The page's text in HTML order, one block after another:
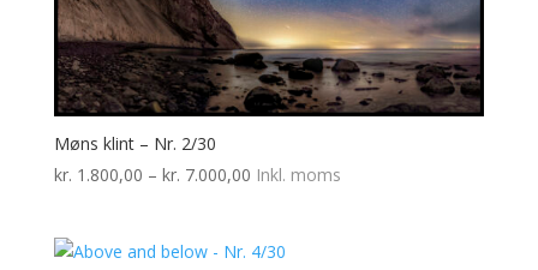
Møns klint – Nr. 2/30
kr. 1.800,00 – kr. 7.000,00Prisinterval:
kr. 7.000,00
Inkl. moms